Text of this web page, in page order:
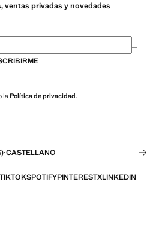
ventas privadas y novedades
laPolítica de privacidad.
·CASTELLANO
TIKTOKSPOTIFYPINTERESTXLINKEDIN